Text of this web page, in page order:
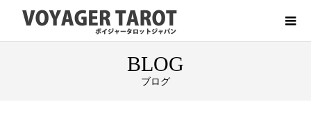
BLOG
ブログ